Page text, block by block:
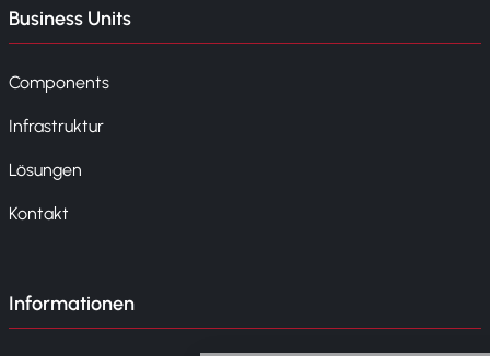
Business Units
Components
Infrastruktur
Lösungen
Kontakt
Informationen